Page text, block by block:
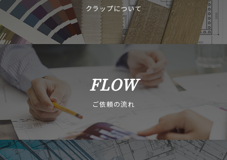
クラップについて
FLOW
ご依頼の流れ